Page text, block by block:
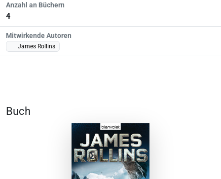
Anzahl an Büchern
4
Mitwirkende Autoren
James Rollins
Buch